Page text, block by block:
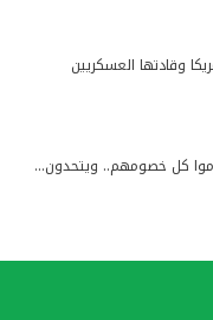
وقادتها العسكريين
كل خصومهم.. ويتحدون…